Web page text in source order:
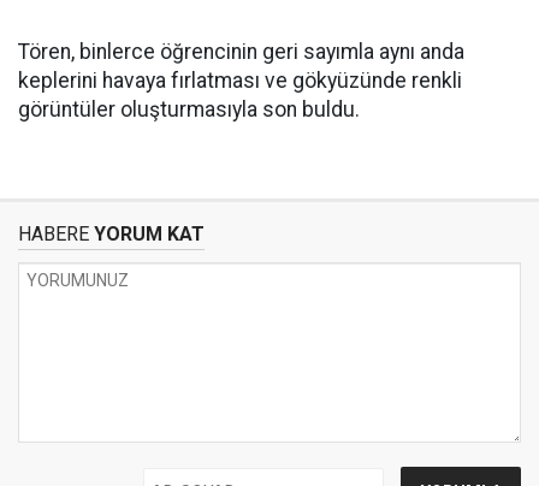
Tören, binlerce öğrencinin geri sayımla aynı anda
keplerini havaya fırlatması ve gökyüzünde renkli
görüntüler oluşturmasıyla son buldu.
HABERE YORUM KAT